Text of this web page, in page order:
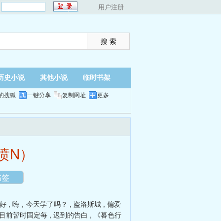
用户注册
史小说 其他小说 临时书架
搜狐 一键分享 复制网址 更多
）
, 嗨，今天学了吗？ , 盗洛斯城 , 偏爱
前暂时固定每 , 迟到的告白 ,
《暮色行